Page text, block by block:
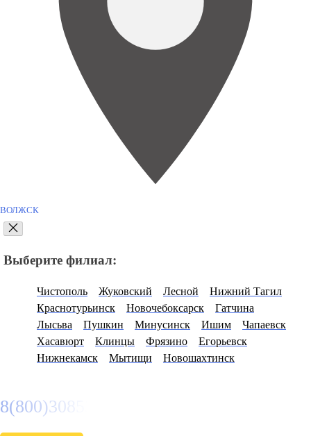
ВОЛЖСК
Выберите филиал:
Чистополь Жуковский Лесной
Нижний Тагил
Краснотурьинск
Новочебоксарск
Гатчина
Лысьва
Пушкин Минусинск Ишим
Чапаевск
Хасавюрт
Клинцы Фрязино
Егорьевск
Нижнекамск
Мытищи Новошахтинск
8(800)3085303